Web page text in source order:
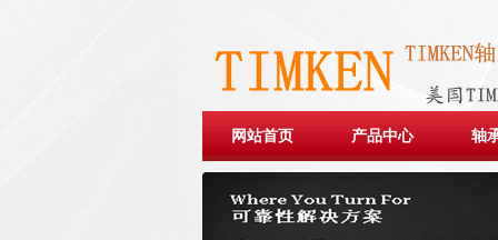
网站首页 产品中心 轴